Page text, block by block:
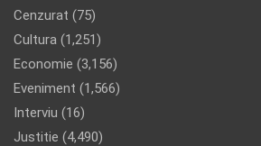
Cenzurat (75)
Cultura (1,251)
Economie (3,156)
Eveniment (1,566)
Interviu (16)
Justitie (4,490)